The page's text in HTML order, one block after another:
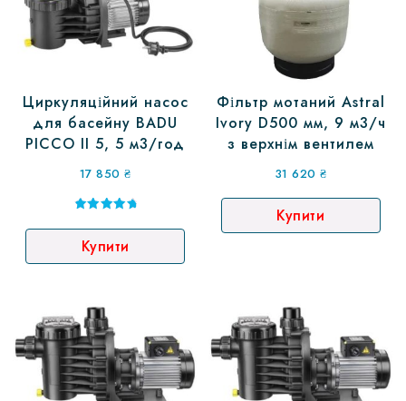
Циркуляційний насос
для басейну BADU
PICCO II 5, 5 м3/год
17 850₴
5.00
з 5
Купити
Фільтр мотаний Astral
Ivory D500 мм, 9 м3/ч
з верхнім вентилем
31 620₴
Купити